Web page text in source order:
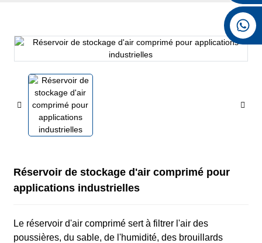
Réservoir de stockage d'air comprimé pour
applications industrielles
Le réservoir d'air comprimé sert à filtrer l'air des
poussières, du sable, de l'humidité, des brouillards